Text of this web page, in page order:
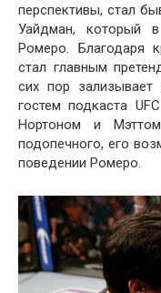
перспективы, стал
Уайдман, который
Ромеро. Благодаря
стал главным
сих пор
гостем подкаста
Нортоном и
подопечного, его
поведении Ромеро.